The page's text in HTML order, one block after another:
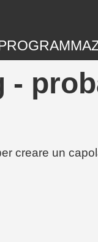
-
creare un